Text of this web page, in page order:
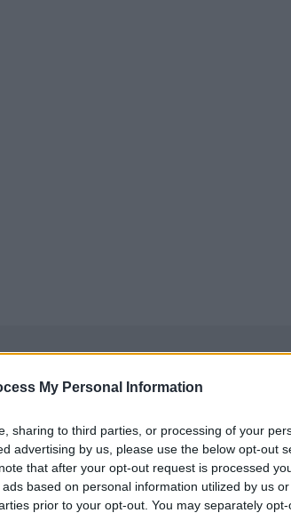
My Personal Information
sharing to third parties, or processing of your
advertising by us, please use the below opt-out
that after your opt-out request is processed
based on personal information utilized by us
prior to your opt-out. You may separately